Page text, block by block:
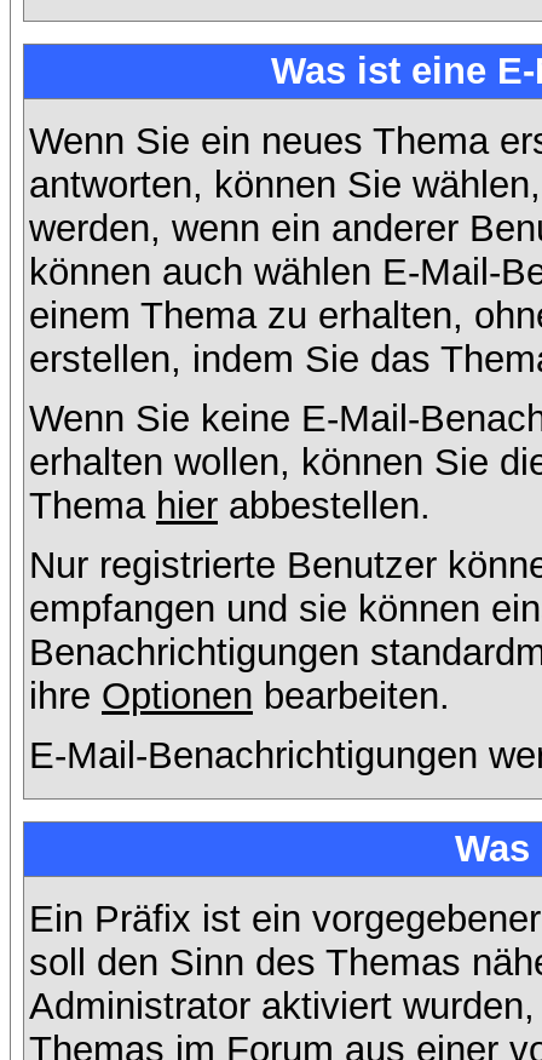
Was ist eine
Wenn Sie ein neues Thema
antworten, können Sie
werden, wenn ein anderer
können auch wählen E-Mail-
einem Thema zu erhalten,
erstellen, indem Sie das
Wenn Sie keine E-Mail-
erhalten wollen, können Sie
Thema hier abbestellen.
Nur registrierte Benutzer
empfangen und sie können
Benachrichtigungen
ihre Optionen bearbeiten.
E-Mail-Benachrichtigungen
Ein Präfix ist ein
soll den Sinn des Themas
Administrator aktiviert
Themas im Forum aus einer